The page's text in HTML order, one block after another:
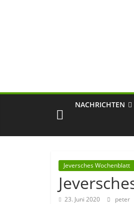
NACHRICHTEN
Jeversches Wochenblatt
23. Juni 2020 peter